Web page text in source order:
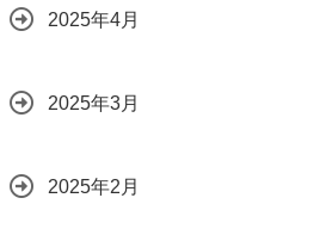
2025年4月
2025年3月
2025年2月